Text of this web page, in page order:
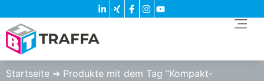
Startseite ➔ Produkte mit dem Tag “Kompakt-